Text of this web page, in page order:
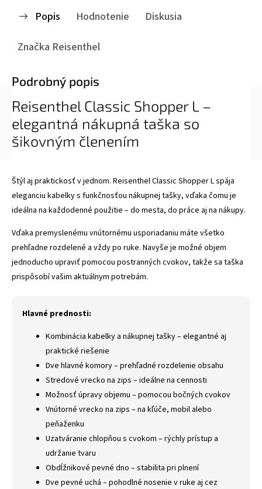
Popis Hodnotenie
Diskusia
Značka Reisenthel
Podrobný popis
Reisenthel Classic Shopper L –
elegantná nákupná taška so
šikovným členením
Štýl aj praktickosť v jednom. Reisenthel Classic Shopper L spája
eleganciu kabelky s funkčnosťou nákupnej tašky, vďaka čomu je
ideálna na každodenné použitie – do mesta, do práce aj na nákupy.
Vďaka premyslenému vnútornému usporiadaniu máte všetko
prehľadne rozdelené a vždy po ruke. Navyše je možné objem
jednoducho upraviť pomocou postranných cvokov, takže sa taška
prispôsobí vašim aktuálnym potrebám.
Hlavné prednosti:
Kombinácia kabelky a nákupnej tašky – elegantné aj
praktické riešenie
Dve hlavné komory – prehľadné rozdelenie obsahu
Stredové vrecko na zips – ideálne na cennosti
Možnosť úpravy objemu – pomocou bočných cvokov
Vnútorné vrecko na zips – na kľúče, mobil alebo
peňaženku
Uzatváranie chlopňou s cvokom – rýchly prístup a
udržanie tvaru
Obdĺžnikové pevné dno – stabilita pri plnení
Dve pevné uchá – pohodlné nosenie v ruke aj cez